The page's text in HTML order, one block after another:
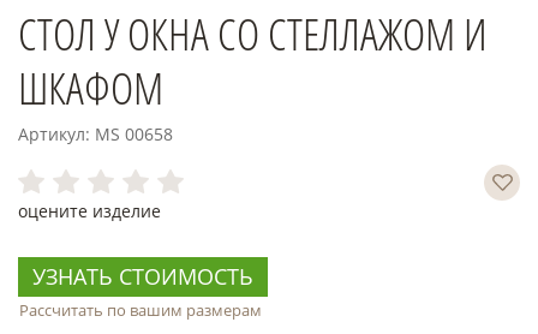
СТОЛ У ОКНА СО СТЕЛЛАЖОМ И
ШКАФОМ
Артикул: MS 00658
оцените изделие
УЗНАТЬ СТОИМОСТЬ
Рассчитать по вашим размерам